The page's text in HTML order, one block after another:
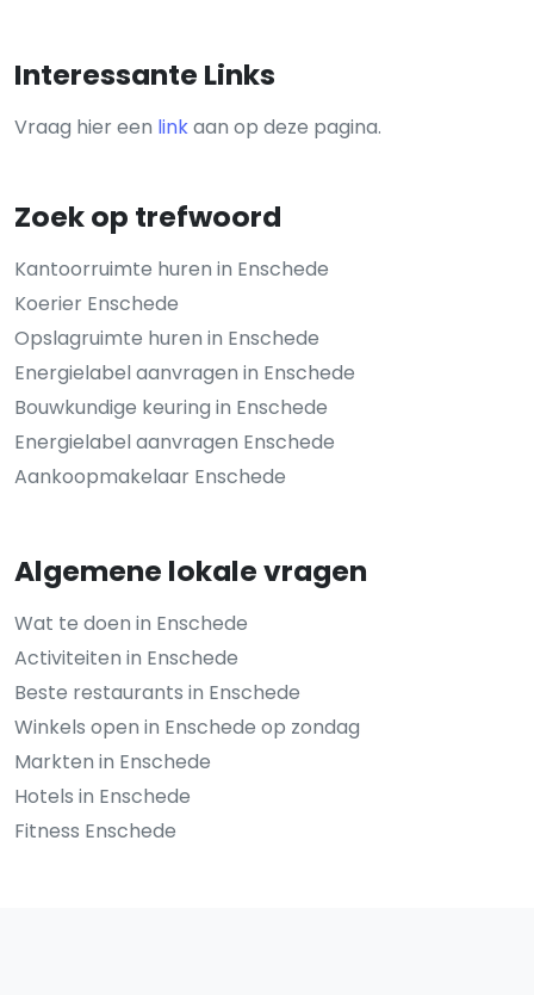
Interessante Links
Vraag hier een linkaan op deze pagina.
Zoek op trefwoord
Kantoorruimte huren in Enschede
Koerier Enschede
Opslagruimte huren in Enschede
Energielabel aanvragen in Enschede
Bouwkundige keuring in Enschede
Energielabel aanvragen Enschede
Aankoopmakelaar Enschede
Algemene lokale vragen
Wat te doen in Enschede
Activiteiten in Enschede
Beste restaurants in Enschede
Winkels open in Enschede op zondag
Markten in Enschede
Hotels in Enschede
Fitness Enschede